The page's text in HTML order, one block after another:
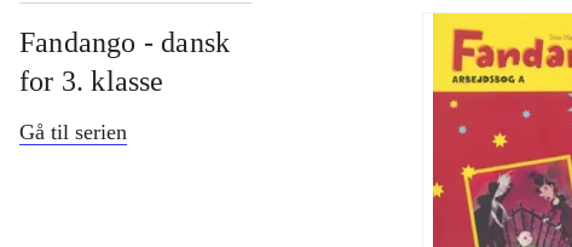
Fandango - dansk
for 3. klasse
Gå til serien